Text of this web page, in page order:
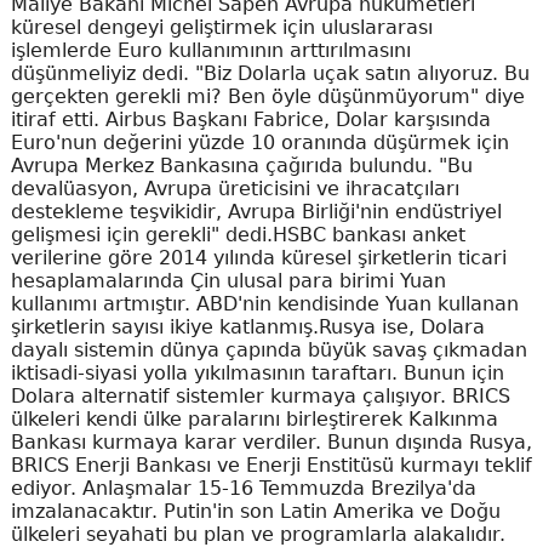
küresel dengeyi geliştirmek için uluslararası
işlemlerde Euro kullanımının arttırılmasını
düşünmeliyiz dedi. "Biz Dolarla uçak satın alıyoruz. Bu
gerçekten gerekli mi? Ben öyle düşünmüyorum" diye
itiraf etti. Airbus Başkanı Fabrice, Dolar karşısında
Euro'nun değerini yüzde 10 oranında düşürmek için
Avrupa Merkez Bankasına çağırıda bulundu. "Bu
devalüasyon, Avrupa üreticisini ve ihracatçıları
destekleme teşvikidir, Avrupa Birliği'nin endüstriyel
gelişmesi için gerekli" dedi.HSBC bankası anket
verilerine göre 2014 yılında küresel şirketlerin ticari
hesaplamalarında Çin ulusal para birimi Yuan
kullanımı artmıştır. ABD'nin kendisinde Yuan kullanan
şirketlerin sayısı ikiye katlanmış.Rusya ise, Dolara
dayalı sistemin dünya çapında büyük savaş çıkmadan
iktisadi-siyasi yolla yıkılmasının taraftarı. Bunun için
Dolara alternatif sistemler kurmaya çalışıyor. BRICS
ülkeleri kendi ülke paralarını birleştirerek Kalkınma
Bankası kurmaya karar verdiler. Bunun dışında Rusya,
BRICS Enerji Bankası ve Enerji Enstitüsü kurmayı teklif
ediyor. Anlaşmalar 15-16 Temmuzda Brezilya'da
imzalanacaktır. Putin'in son Latin Amerika ve Doğu
ülkeleri seyahati bu plan ve programlarla alakalıdır.